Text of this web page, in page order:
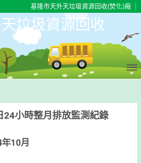
基隆市天外天垃圾資源回收(焚化)廠
垃圾資源回收
24小時整月排放監測紀錄
10月